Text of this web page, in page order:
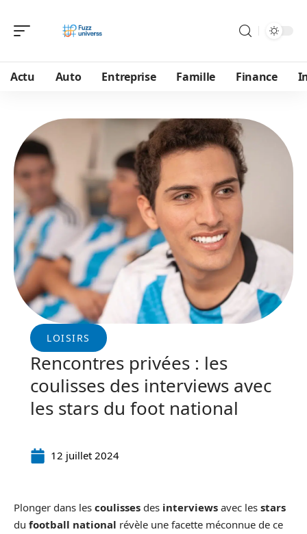
Actu Auto Entreprise Famille Finance
LOISIRS
Rencontres privées : les
coulisses des interviews avec
les stars du foot national
12 juillet 2024
Plonger dans les coulisses des interviews avec les stars
du football national révèle une facette méconnue de ce